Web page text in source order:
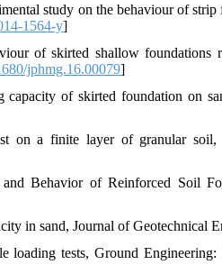
study on the behaviour of
1564-y]
of skirted shallow foundations
jphmg.16.00079]
of skirted foundation on
on a finite layer of granular
Behavior of Reinforced Soil
in sand, Journal of Geotechnical
tests, Ground